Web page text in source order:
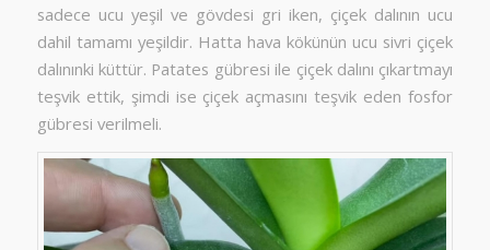
sadece ucu yeşil ve gövdesi gri iken, çiçek dalının ucu
dahil tamamı yeşildir. Hatta hava kökünün ucu sivri çiçek
dalınınki küttür. Patates gübresi ile çiçek dalını çıkartmayı
teşvik ettik, şimdi ise çiçek açmasını teşvik eden fosfor
gübresi verilmeli.